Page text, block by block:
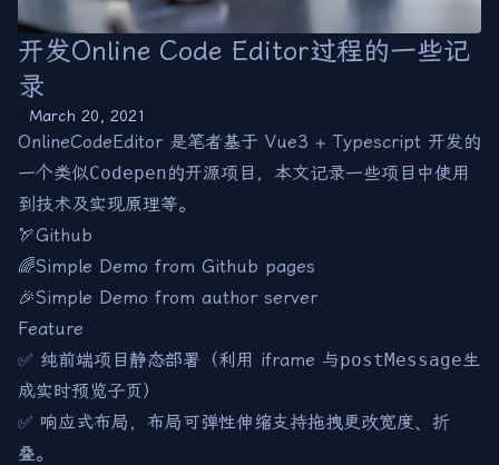
开发Online Code Editor过程的一些记
录
March 20, 2021
OnlineCodeEditor 是笔者基于 Vue3 + Typescript 开发的
一个类似Codepen的开源项目，本文记录一些项目中使用
到技术及实现原理等。
🏹Github
🌈Simple Demo from Github pages
🎉Simple Demo from author server
Feature
✅ 纯前端项目静态部署（利用 iframe 与postMessage生
成实时预览子页）
✅ 响应式布局，布局可弹性伸缩支持拖拽更改宽度、折
叠。